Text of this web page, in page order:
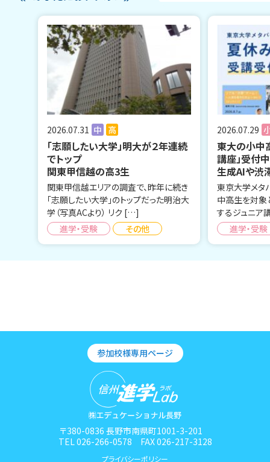
2026.07.31 中 高
「志願したい大学」明大が２年連続
でトップ
関東甲信越の高3生
関東甲信越エリアの調査で、昨年に続き
「志願したい大学」のトップだった明治大
学（写真ACより） リク […]
進学・受験
その他
2026.07.29
東大の小中
講座」受付中
生成AIや渋
東京大学メタ
中高生を対象
するジュニ
進学・受験
参加校様専用ページ
〒380-0836 長野市南県町1001-3-201
TEL 026-266-0578 FAX 026-217-3128
プライバシーポリシー